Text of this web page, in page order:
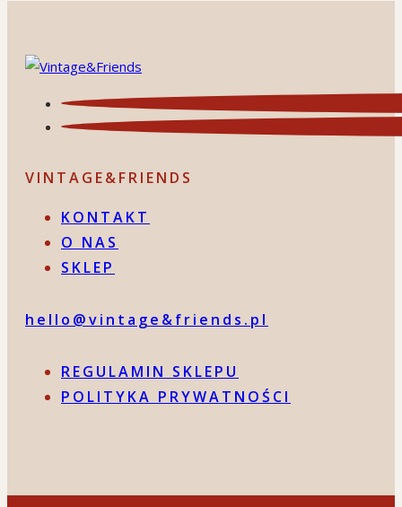
VINTAGE&FRIENDS
KONTAKT
O NAS
SKLEP
hello@vintage&friends.pl
REGULAMIN SKLEPU
POLITYKA PRYWATNOŚCI